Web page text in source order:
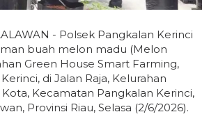
- Polsek Pangkalan Kerinci
buah melon madu (Melon
Green House Smart Farming,
di Jalan Raja, Kelurahan
Kecamatan Pangkalan Kerinci,
Provinsi Riau, Selasa (2/6/2026).